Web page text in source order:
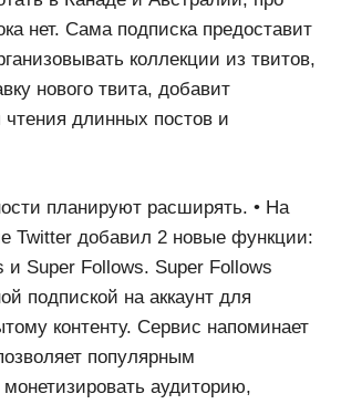
нет. Сама подписка предоставит
коллекции из твитов,
нового твита, добавит
длинных постов и
планируют расширять. • На
Twitter добавил 2 новые функции:
и Super Follows. Super Follows
подпиской на аккаунт для
контенту. Сервис напоминает
популярным
аудиторию,